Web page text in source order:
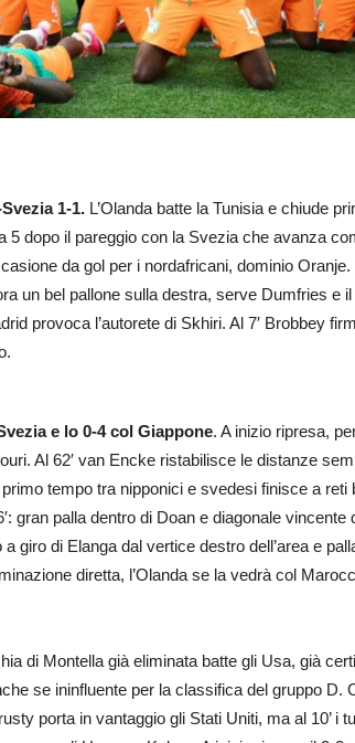
1-1. L’Olanda batte la Tunisia e chiude
5 dopo il pareggio con la Svezia che avanza
da gol per i nordafricani, dominio
un bel pallone sulla destra, serve Dumfries e
provoca l’autorete di Skhiri. Al 7′ Brobbey
e lo 0-4 col Giappone. A inizio ripresa,
Al 62′ van Encke ristabilisce le distanze
tempo tra nipponici e svedesi finisce a reti
gran palla dentro di Doan e diagonale vincente
giro di Elanga dal vertice destro dell’area e
diretta, l’Olanda se la vedrà col
di Montella già eliminata batte gli Usa, già
se ininfluente per la classifica del gruppo D.
porta in vantaggio gli Stati Uniti, ma al 10’ i